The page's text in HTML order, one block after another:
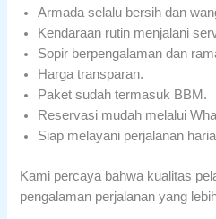
Armada selalu bersih dan
Kendaraan rutin menjalani
Sopir berpengalaman dan
Harga transparan.
Paket sudah termasuk BBM.
Reservasi mudah melalui
Siap melayani perjalanan
Kami percaya bahwa kualitas
pengalaman perjalanan yang